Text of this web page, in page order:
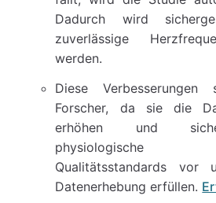
Dadurch wird
zuverlässige
werden.
Diese
Forscher, da sie die
erhöhen und
physiologische
Qualitätsstandards vor
Datenerhebung erfüllen.